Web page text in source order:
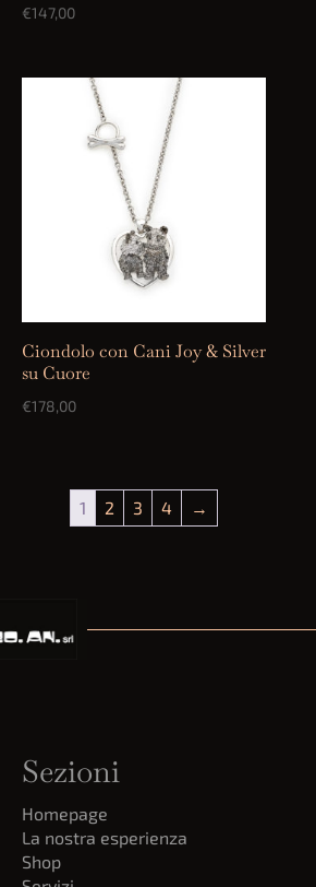
€147,00
Ciondolo con Cani Joy & Silver
su Cuore
€178,00
1 2 3 4 →
Sezioni
Homepage
La nostra esperienza
Shop